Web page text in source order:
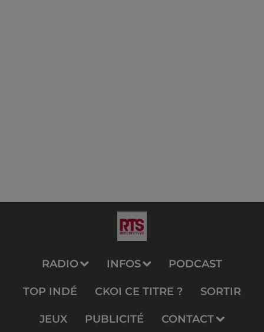
RADIO INFOS PODCAST
TOP INDÉ CKOI CE TITRE ? SORTIR
JEUX PUBLICITÉ CONTACT